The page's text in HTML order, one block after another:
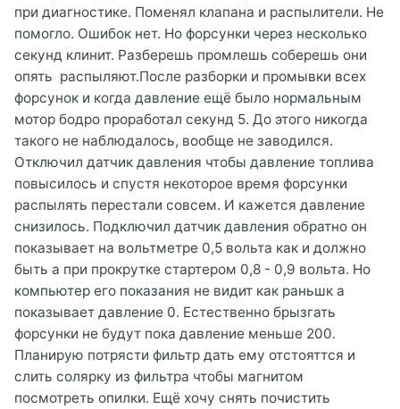
при диагностике. Поменял клапана и распылители. Не
помогло. Ошибок нет. Но форсунки через несколько
секунд клинит. Разберешь промлешь соберешь они
опять распыляют.После разборки и промывки всех
форсунок и когда давление ещё было нормальным
мотор бодро проработал секунд 5. До этого никогда
такого не наблюдалось, вообще не заводился.
Отключил датчик давления чтобы давление топлива
повысилось и спустя некоторое время форсунки
распылять перестали совсем. И кажется давление
снизилось. Подключил датчик давления обратно он
показывает на вольтметре 0,5 вольта как и должно
быть а при прокрутке стартером 0,8 - 0,9 вольта. Но
компьютер его показания не видит как раньшк а
показывает давление 0. Естественно брызгать
форсунки не будут пока давление меньше 200.
Планирую потрясти фильтр дать ему отстояттся и
слить солярку из фильтра чтобы магнитом
посмотреть опилки. Ещё хочу снять почистить